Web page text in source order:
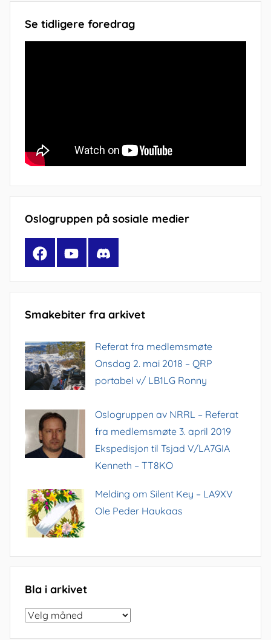
Se tidligere foredrag
Oslogruppen på sosiale medier
FacebookYouTubeDiscord
Smakebiter fra arkivet
Referat fra medlemsmøte
Onsdag 2. mai 2018 – QRP
portabel v/ LB1LG Ronny
Oslogruppen av NRRL – Referat
fra medlemsmøte 3. april 2019
Ekspedisjon til Tsjad V/LA7GIA
Kenneth – TT8KO
Melding om Silent Key – LA9XV
Ole Peder Haukaas
Bla i arkivet
Bla